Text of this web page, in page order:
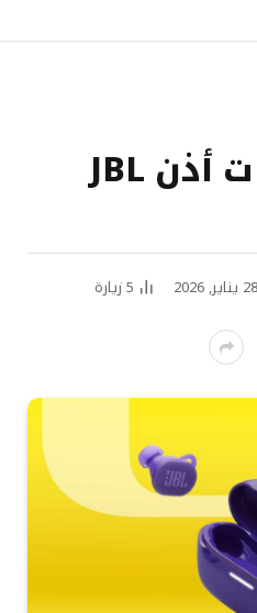
اليوم: سماعات أذن JBL
28 يناير, 2026 5زيارة